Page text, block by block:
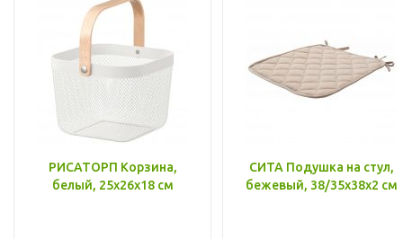
РИСАТОРП Корзина,
белый, 25x26x18 см
СИТА Подушка на стул,
бежевый, 38/35x38x2 см